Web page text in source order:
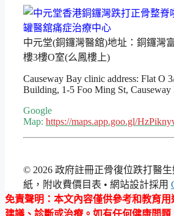
中元堂(銅鑼灣醫舘)地址：銅鑼灣
樓3樓O室(么鳳樓上)
Causeway Bay clinic address: Flat O
Building, 1-5 Foo Ming St, Causeway
Google
Map: https://maps.app.goo.gl/
© 2026 政府註冊正骨復位跌打醫
紙，附收費價目表 • 網站設計採用
免責聲明 ：本文內容僅供參考和教育
建議、診斷或治療。如有任何健康問